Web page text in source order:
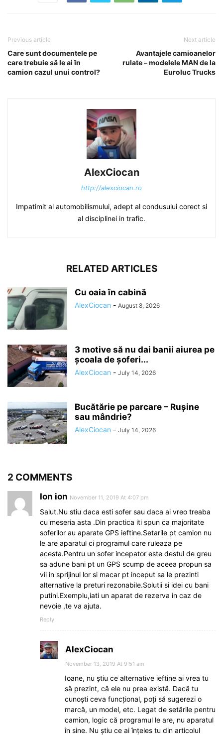
Previous article
Care sunt documentele pe
care trebuie să le ai în
camion cazul unui control?
Next article
Avantajele camioanelor
rulate – modelele MAN de la
Euroluc Trucks
AlexCiocan
http://alexciocan.ro
Impatimit al automobilismului, adept al condusului corect si
al disciplinei in trafic.
RELATED ARTICLES
Cu oaia în cabină
AlexCiocan - August 8, 2026
3 motive să nu dai banii aiurea pe
școala de șoferi...
AlexCiocan - July 14, 2026
Bucătărie pe parcare – Rușine
sau mândrie?
AlexCiocan - July 14, 2026
2 COMMENTS
Ion ion November 11, 2019 At 4:07 pm
Salut.Nu stiu daca esti sofer sau daca ai vreo treaba
cu meseria asta .Din practica iti spun ca majoritate
soferilor au aparate GPS ieftine.Setarile pt camion nu
le are aparatul ci programul care ruleaza pe
acesta.Pentru un sofer incepator este destul de greu
sa adune bani pt un GPS scump de aceea propun sa
vii in sprijinul lor si macar pt inceput sa le prezinti
alternative la preturi rezonabile.Solutii si idei cu bani
putini.Exemplu,iati un aparat de rezerva in caz de
nevoie ,te va ajuta.
Reply
AlexCiocan
November 13, 2019 At 9:51 am
Ioane, nu știu ce alternative ieftine ai vrea tu
să prezint, că ele nu prea există. Dacă tu
cunoști ceva funcțional, poți să sugerezi o
marcă, un model, etc. Legat de setările pentru
camion, logic că programul le are, nu aparatul
în sine. Nu știu ce ai înțeles tu din articolul